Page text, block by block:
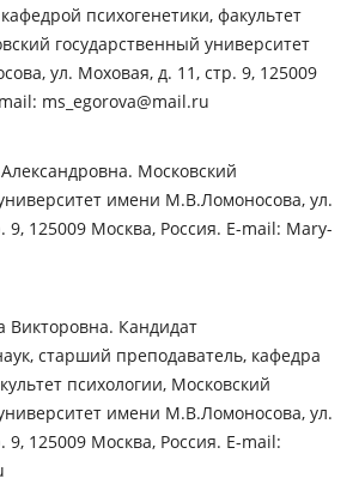
психогенетики, факультет
государственный университет
ул. Моховая, д. 11, стр. 9, 125009
ms_egorova@mail.ru
Московский
имени М.В.Ломоносова, ул.
9, 125009 Москва, Россия. E-mail: Mary-
Викторовна. Кандидат
старший преподаватель, кафедра
психологии, Московский
имени М.В.Ломоносова, ул.
9, 125009 Москва, Россия. E-mail: